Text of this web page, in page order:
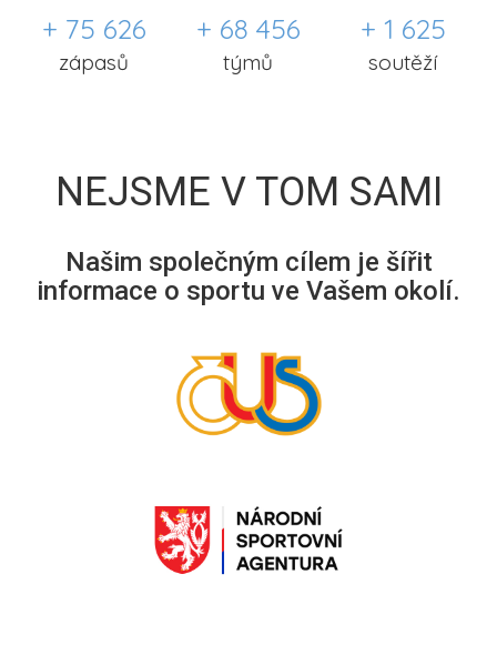
+ 75 626
zápasů
+ 68 456
týmů
+ 1 625
soutěží
NEJSME V TOM SAMI
Našim společným cílem je šířit
informace o sportu ve Vašem okolí.